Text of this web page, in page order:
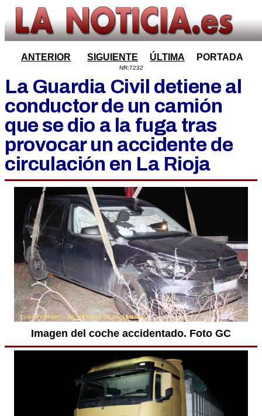
ANTERIOR SIGUIENTE ÚLTIMA PORTADA
NR:7232
La Guardia Civil detiene al
conductor de un camión
que se dio a la fuga tras
provocar un accidente de
circulación en La Rioja
Imagen del coche accidentado. Foto GC